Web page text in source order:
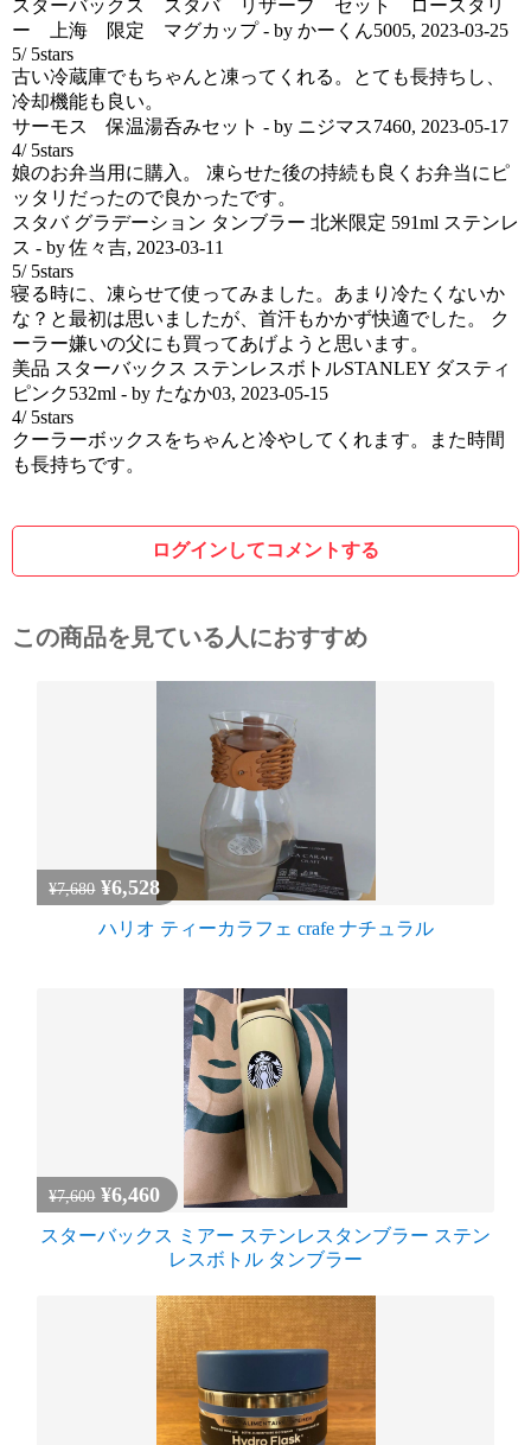
スターバックス スタバ リザーブ セット ロースタリ
ー 上海 限定 マグカップ- by かーくん5005, 2023-03-25
5/ 5stars
古い冷蔵庫でもちゃんと凍ってくれる。とても長持ちし、
冷却機能も良い。
サーモス 保温湯呑みセット - by ニジマス7460, 2023-05-17
4/ 5stars
娘のお弁当用に購入。 凍らせた後の持続も良くお弁当にピ
ッタリだったので良かったです。
スタバ グラデーション タンブラー 北米限定 591ml ステンレ
ス - by佐々吉, 2023-03-11
5/ 5stars
寝る時に、凍らせて使ってみました。あまり冷たくないか
な？と最初は思いましたが、首汗もかかず快適でした。 ク
ーラー嫌いの父にも買ってあげようと思います。
美品 スターバックス ステンレスボトルSTANLEY ダスティ
ピンク532ml - by たなか03, 2023-05-15
4/ 5stars
クーラーボックスをちゃんと冷やしてくれます。また時間
も長持ちです。
ログインしてコメントする
この商品を見ている人におすすめ
¥7,680 ¥6,528
ハリオ ティーカラフェ crafe ナチュラル
¥7,600 ¥6,460
スターバックス ミアー ステンレスタンブラー ステン
レスボトル タンブラー